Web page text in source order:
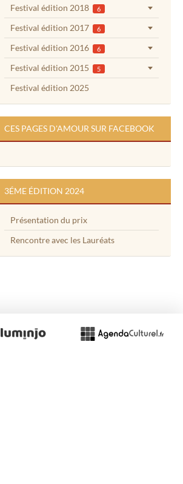
Festival édition 2018 6
Festival édition 2017 6
Festival édition 2016 6
Festival édition 2015 5
Festival édition 2025
CES PAGES D'AMOUR SUR FACEBOOK
3ÉME ÉDITION 2024
Présentation du prix
Rencontre avec les Lauréats